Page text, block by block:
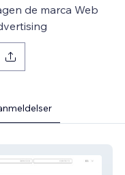
de marca Web